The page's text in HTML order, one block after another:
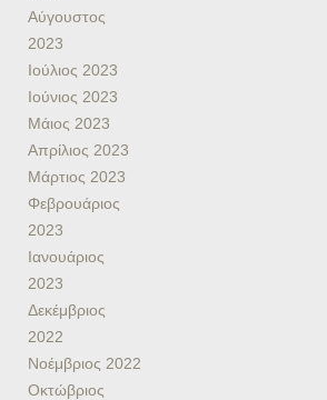
Αύγουστος
2023
Ιούλιος 2023
Ιούνιος 2023
Μάιος 2023
Απρίλιος 2023
Μάρτιος 2023
Φεβρουάριος
2023
Ιανουάριος
2023
Δεκέμβριος
2022
Νοέμβριος 2022
Οκτώβριος